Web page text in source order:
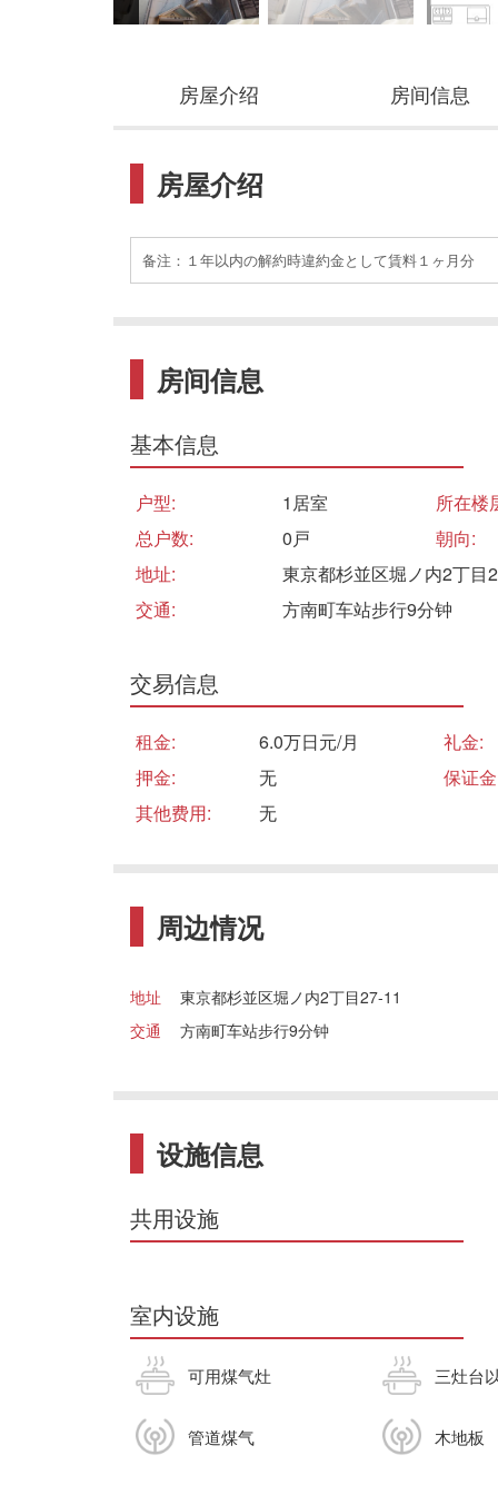
房屋介绍 房间信息
房屋介绍
备注：１年以内の解約時違約金として賃料１ヶ月分
房间信息
基本信息
户型: 1居室
所在楼
总户数:
0戸
朝向:
地址:
東京都杉並区堀ノ内2丁目
交通:
方南町车站步行9分钟
交易信息
租金: 6.0万日元/月
礼金:
押金:
无
保证
其他费用:
无
周边情况
地址
東京都杉並区堀ノ内2丁目27-11
交通
方南町车站步行9分钟
设施信息
共用设施
室内设施
可用煤气灶 三灶台
管道煤气 木地板